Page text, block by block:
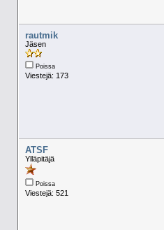
rautmik
Jäsen
Poissa
Viestejä: 173
ATSF
Ylläpitäjä
Poissa
Viestejä: 521